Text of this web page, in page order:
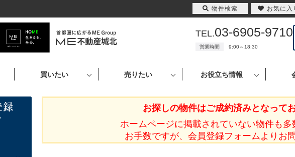
TEL.03-6905-9710
営業時間 9:00～18:30
買いたい 売りたい お役立ち情報
お探しの物件はご成約済みとなってお
ホームページに掲載されていない物件も多
お手数ですが、会員登録フォームよりお
物件検索 お気に入